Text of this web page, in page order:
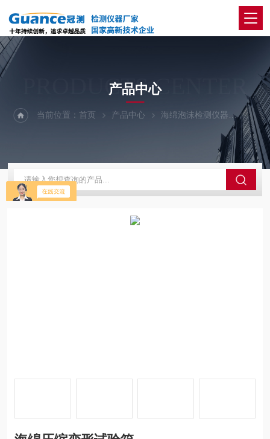
PRODUCTS CENTER
产品中心
当前位置：首页 产品中心 海绵泡沫检测仪器 海绵